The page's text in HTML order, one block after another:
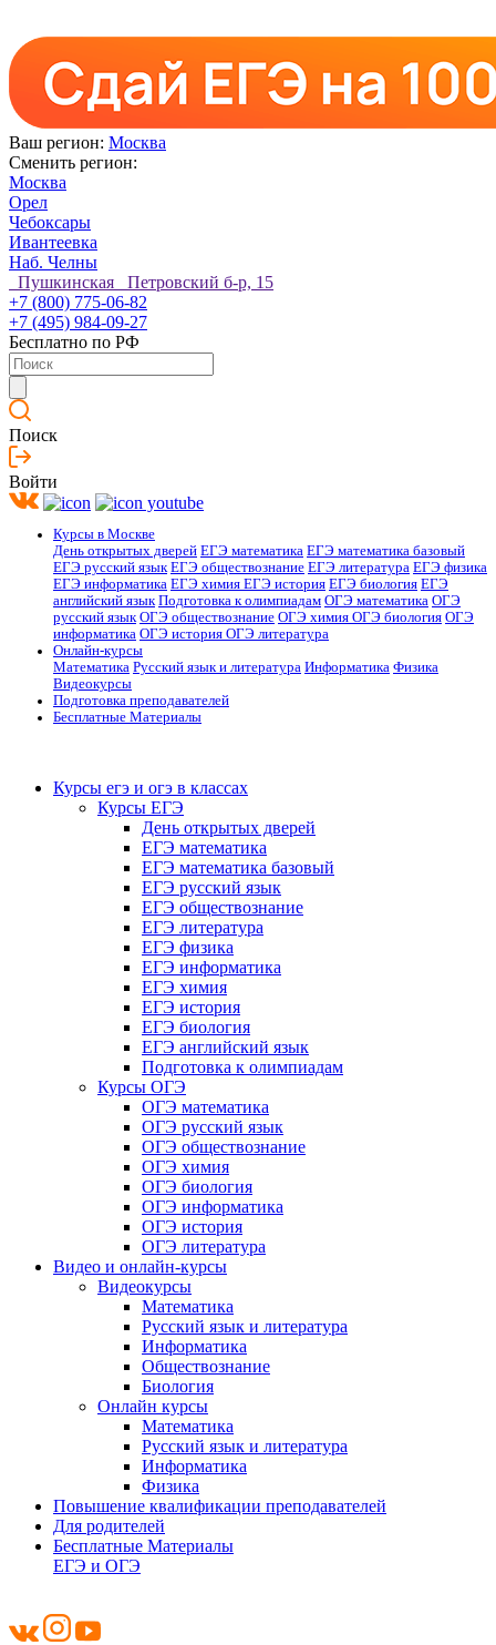
Ваш регион: Москва
Сменить регион:
Москва
Орел
Чебоксары
Ивантеевка
Наб. Челны
Пушкинская Петровский б-р, 15
+7 (800) 775-06-82
+7 (495) 984-09-27
Бесплатно по РФ
Поиск
Войти
Курсы в Москве
День открытых дверей ЕГЭ математика ЕГЭ математика базовый
ЕГЭ русский язык ЕГЭ обществознание ЕГЭ литература ЕГЭ физика
ЕГЭ информатика ЕГЭ химия ЕГЭ история ЕГЭ биология ЕГЭ
английский язык Подготовка к олимпиадам ОГЭ математика ОГЭ
русский язык ОГЭ обществознание ОГЭ химия ОГЭ биология ОГЭ
информатика ОГЭ история ОГЭ литература
Онлайн-курсы
Математика Русский язык и литература Информатика Физика
Видеокурсы
Подготовка преподавателей
Бесплатные Материалы
Курсы егэ и огэ в классах
Курсы ЕГЭ
День открытых дверей
ЕГЭ математика
ЕГЭ математика базовый
ЕГЭ русский язык
ЕГЭ обществознание
ЕГЭ литература
ЕГЭ физика
ЕГЭ информатика
ЕГЭ химия
ЕГЭ история
ЕГЭ биология
ЕГЭ английский язык
Подготовка к олимпиадам
Курсы ОГЭ
ОГЭ математика
ОГЭ русский язык
ОГЭ обществознание
ОГЭ химия
ОГЭ биология
ОГЭ информатика
ОГЭ история
ОГЭ литература
Видео и онлайн-курсы
Видеокурсы
Математика
Русский язык и литература
Информатика
Обществознание
Биология
Онлайн курсы
Математика
Русский язык и литература
Информатика
Физика
Повышение квалификации преподавателей
Для родителей
Бесплатные Материалы
ЕГЭ и ОГЭ